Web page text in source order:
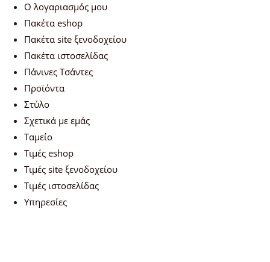
Ο λογαριασμός μου
Πακέτα eshop
Πακέτα site ξενοδοχείου
Πακέτα ιστοσελίδας
Πάνινες Τσάντες
Προϊόντα
Στύλο
Σχετικά με εμάς
Ταμείο
Τιμές eshop
Τιμές site ξενοδοχείου
Τιμές ιστοσελίδας
Υπηρεσίες